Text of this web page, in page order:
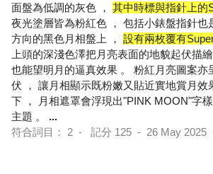
面盤為低調的灰色 ， 其中時標與指針上的
夜光塗層皆為粉紅色 ， 包括小錶盤指針也
方向的黑色月相盤上 ， 設有兩枚覆有
上頭的深淺色澤把月亮表面的地貌起伏描
也能望明月的逼真效果 。 粉紅月亮圖案亦
伏 ， 讓月相顯示既粉嫩又貼近實地賞月效
下 ， 月相遮罩會浮現出"PINK MOON"字
主題 。 ...
符合詞目： 2 - 記分 125 - 26 May 2025